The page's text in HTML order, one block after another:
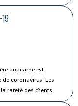
guinéennes.
anacarde est
de coronavirus. Les
rareté des clients.
la campagne de